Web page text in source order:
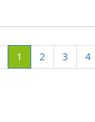
1 (Actual)
2 3 4